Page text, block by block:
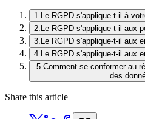
1
Le RGPD s'applique-t-il à
2
Le RGPD s'applique-t-il aux
3
Le RGPD s'applique-t-il aux
4
Le RGPD s'applique-t-il aux
5. Comment se conformer au
des
Share this article